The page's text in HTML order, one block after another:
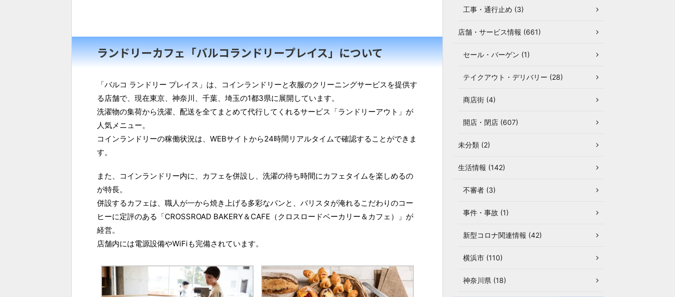
ランドリーカフェ「バルコランドリープレイス」について
「バルコ ランドリー プレイス」は、コインランドリーと衣服のクリーニングサービスを提供す
る店舗で、現在東京、神奈川、千葉、埼玉の1都3県に展開しています。
洗濯物の集荷から洗濯、配送を全てまとめて代行してくれるサービス「ランドリーアウト」が
人気メニュー。
コインランドリーの稼働状況は、WEBサイトから24時間リアルタイムで確認することができま
す。
また、コインランドリー内に、カフェを併設し、洗濯の待ち時間にカフェタイムを楽しめるの
が特長。
併設するカフェは、職人が一から焼き上げる多彩なパンと、バリスタが淹れるこだわりのコー
ヒーに定評のある「CROSSROAD BAKERY＆CAFE（クロスロードベーカリー＆カフェ）」が
経営。
店舗内には電源設備やWiFiも完備されています。
工事・通行止め (3)
店舗・サービス情報 (661)
セール・バーゲン (1)
テイクアウト・デリバリー (28)
商店街 (4)
開店・閉店 (607)
未分類 (2)
生活情報 (142)
不審者 (3)
事件・事故 (1)
新型コロナ関連情報 (42)
横浜市 (110)
神奈川県 (18)